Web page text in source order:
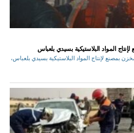
المواد البلاستيكية بسيدي بلعباس
مخزن بمصنع لإنتاج المواد البلاستيكية بسيدي بلعباس،